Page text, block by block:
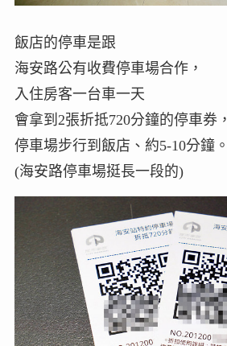
飯店的停車是跟
海安路公有收費停車場合作，
入住房客一台車一天
會拿到2張折抵720分鐘的停車券，
停車場步行到飯店、約5-10分鐘。
(海安路停車場挺長一段的)